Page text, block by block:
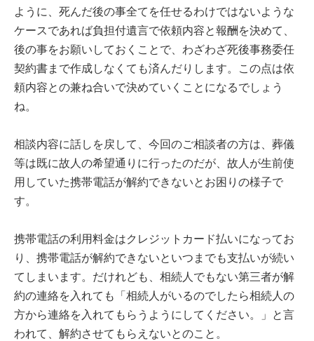
ように、死んだ後の事全てを任せるわけではないような
ケースであれば負担付遺言で依頼内容と報酬を決めて、
後の事をお願いしておくことで、わざわざ死後事務委任
契約書まで作成しなくても済んだりします。この点は依
頼内容との兼ね合いで決めていくことになるでしょう
ね。
相談内容に話しを戻して、今回のご相談者の方は、葬儀
等は既に故人の希望通りに行ったのだが、故人が生前使
用していた携帯電話が解約できないとお困りの様子で
す。
携帯電話の利用料金はクレジットカード払いになってお
り、携帯電話が解約できないといつまでも支払いが続い
てしまいます。だけれども、相続人でもない第三者が解
約の連絡を入れても「相続人がいるのでしたら相続人の
方から連絡を入れてもらうようにしてください。」と言
われて、解約させてもらえないとのこと。